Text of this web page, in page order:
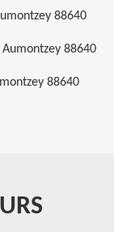
88640
88640
88640